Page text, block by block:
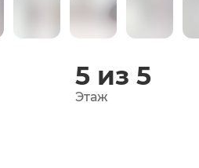
5 из 5
Этаж